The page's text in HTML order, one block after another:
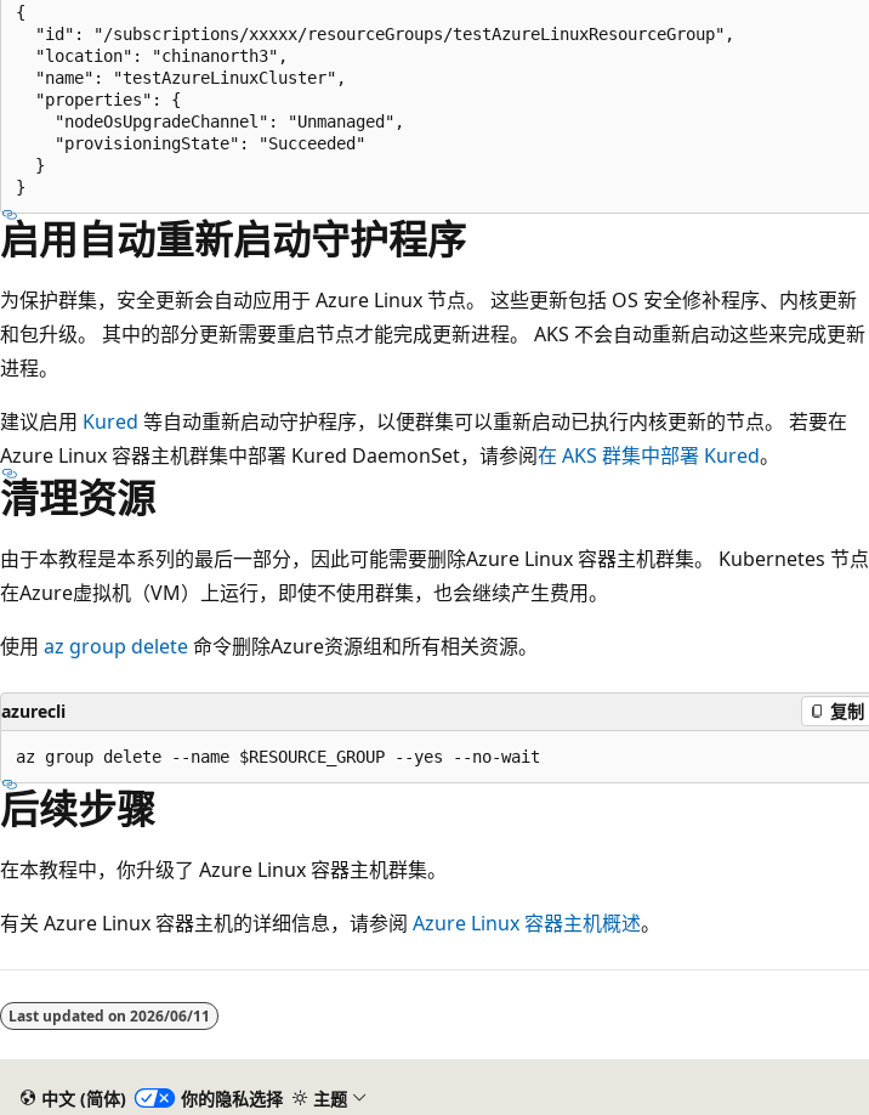
{
  "id": "/subscriptions/xxxxx/resourceGroups/testAzureLinuxResourceGroup",
  "location": "chinanorth3",
  "name": "testAzureLinuxCluster",
  "properties": {
    "nodeOsUpgradeChannel": "Unmanaged",
    "provisioningState": "Succeeded"
  }
启用自动重新启动守护程序
为保护群集，安全更新会自动应用于 Azure Linux 节点。 这些更新包括 OS 安全修补程序、内核更新
和包升级。 其中的部分更新需要重启节点才能完成更新进程。 AKS 不会自动重新启动这些来完成更新
进程。
建议启用 Kured 等自动重新启动守护程序，以便群集可以重新启动已执行内核更新的节点。 若要在
Azure Linux 容器主机群集中部署 Kured DaemonSet，请参阅在 AKS 群集中部署 Kured。
清理资源
由于本教程是本系列的最后一部分，因此可能需要删除Azure Linux 容器主机群集。 Kubernetes 节点
在Azure虚拟机（VM）上运行，即使不使用群集，也会继续产生费用。
使用 az group delete命令删除Azure资源组和所有相关资源。
azurecli 复制
后续步骤
在本教程中，你升级了 Azure Linux 容器主机群集。
有关 Azure Linux 容器主机的详细信息，请参阅 Azure Linux 容器主机概述。
Last updated on 2026/06/11
中文 (简体) 你的隐私选择 主题